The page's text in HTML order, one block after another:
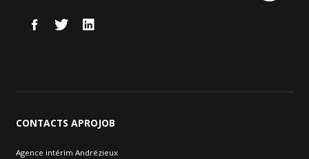
CONTACTS APROJOB
Agence intérim Andrézieux